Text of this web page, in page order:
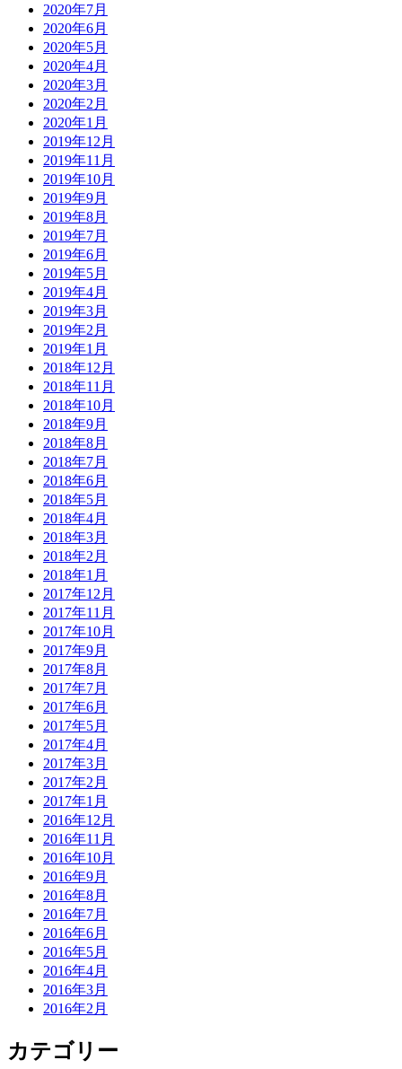
2020年7月
2020年6月
2020年5月
2020年4月
2020年3月
2020年2月
2020年1月
2019年12月
2019年11月
2019年10月
2019年9月
2019年8月
2019年7月
2019年6月
2019年5月
2019年4月
2019年3月
2019年2月
2019年1月
2018年12月
2018年11月
2018年10月
2018年9月
2018年8月
2018年7月
2018年6月
2018年5月
2018年4月
2018年3月
2018年2月
2018年1月
2017年12月
2017年11月
2017年10月
2017年9月
2017年8月
2017年7月
2017年6月
2017年5月
2017年4月
2017年3月
2017年2月
2017年1月
2016年12月
2016年11月
2016年10月
2016年9月
2016年8月
2016年7月
2016年6月
2016年5月
2016年4月
2016年3月
2016年2月
カテゴリー